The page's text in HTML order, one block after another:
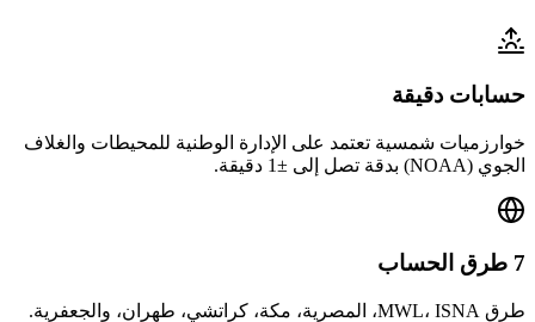
حسابات دقيقة
خوارزميات شمسية تعتمد على الإدارة الوطنية للمحيطات والغلاف
الجوي (NOAA) بدقة تصل إلى ±1 دقيقة.
7 طرق الحساب
طرق MWL، ISNA، المصرية، مكة، كراتشي، طهران، والجعفرية.